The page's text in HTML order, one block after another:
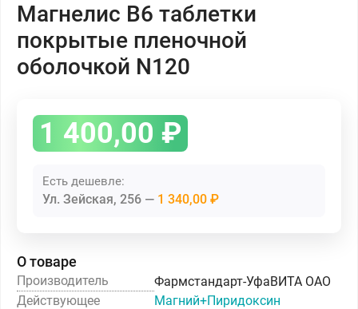
Магнелис В6 таблетки
покрытые пленочной
оболочкой N120
1 400,00 ₽
Есть дешевле:
Ул. Зейская, 256 1 340,00 ₽
О товаре
Производитель
Фармстандарт-УфаВИТА ОАО
Действующее
Магний+Пиридоксин